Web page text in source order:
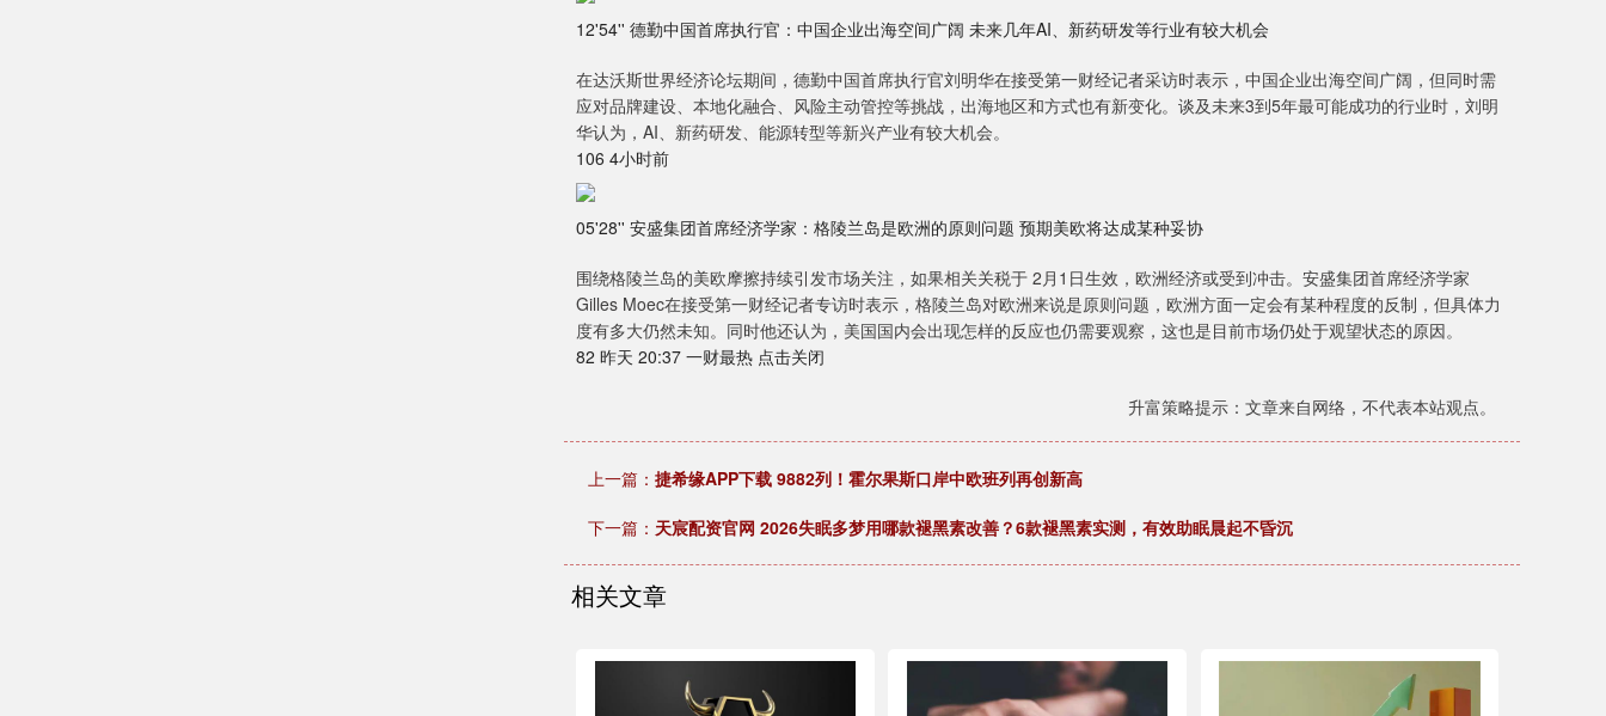
12'54'' 德勤中国首席执行官：中国企业出海空间广阔 未来几年AI、新药研发等行业有较大机会
在达沃斯世界经济论坛期间，德勤中国首席执行官刘明华在接受第一财经记者采访时表示，中国企业出海空间广阔，但同时需
应对品牌建设、本地化融合、风险主动管控等挑战，出海地区和方式也有新变化。谈及未来3到5年最可能成功的行业时，刘明
华认为，AI、新药研发、能源转型等新兴产业有较大机会。
106 4小时前
05'28'' 安盛集团首席经济学家：格陵兰岛是欧洲的原则问题 预期美欧将达成某种妥协
围绕格陵兰岛的美欧摩擦持续引发市场关注，如果相关关税于 2月1日生效，欧洲经济或受到冲击。安盛集团首席经济学家
Gilles Moec在接受第一财经记者专访时表示，格陵兰岛对欧洲来说是原则问题，欧洲方面一定会有某种程度的反制，但具体力
度有多大仍然未知。同时他还认为，美国国内会出现怎样的反应也仍需要观察，这也是目前市场仍处于观望状态的原因。
82 昨天 20:37 一财最热 点击关闭
升富策略提示：文章来自网络，不代表本站观点。
上一篇： 捷希缘APP下载 9882列！霍尔果斯口岸中欧班列再创新高
下一篇： 天宸配资官网 2026失眠多梦用哪款褪黑素改善？6款褪黑素实测，有效助眠晨起不昏沉
相关文章